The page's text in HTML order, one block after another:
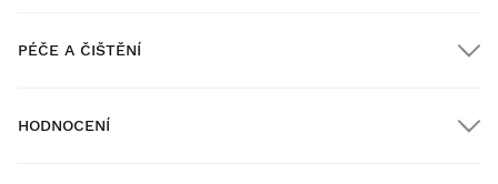
Doručení domů nad $300.00
PÉČE A ČIŠTĚNÍ
HODNOCENÍ